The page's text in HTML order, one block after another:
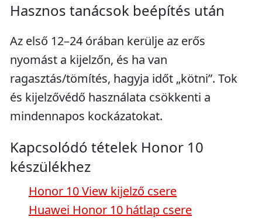
Hasznos tanácsok beépítés után
Az első 12–24 órában kerülje az erős
nyomást a kijelzőn, és ha van
ragasztás/tömítés, hagyja időt „kötni”. Tok
és kijelzővédő használata csökkenti a
mindennapos kockázatokat.
Kapcsolódó tételek Honor 10
készülékhez
Honor 10 View kijelző csere
Huawei Honor 10 hátlap csere